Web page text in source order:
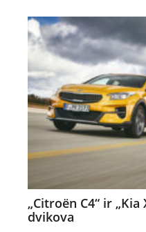
„Citroën C4“ ir „Kia
dvikova